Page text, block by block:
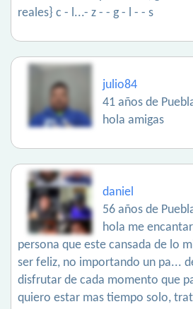
reales} c - l...- z - - g - l - - s
julio84
41 años de
hola amigas
daniel
56 años de
hola me
persona que este cansada de lo
ser feliz, no importando un pa...
disfrutar de cada momento que
quiero estar mas tiempo solo,